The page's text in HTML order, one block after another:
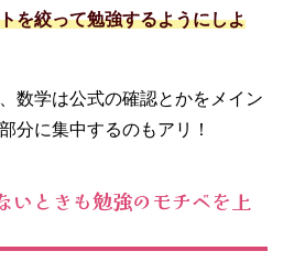
を絞って勉強するようにしよ
数学は公式の確認とかをメイン
分に集中するのもアリ！
いときも勉強のモチベを上